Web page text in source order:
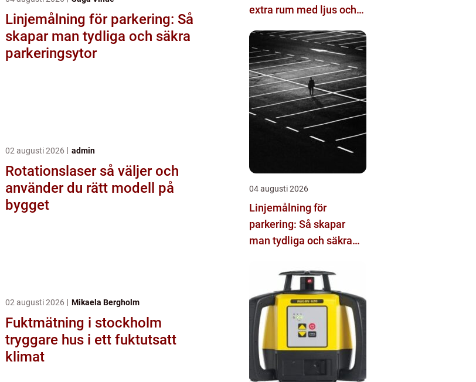
Linjemålning för parkering: Så
skapar man tydliga och säkra
parkeringsytor
02 augusti 2026 admin
Rotationslaser så väljer och
använder du rätt modell på
bygget
02 augusti 2026 Mikaela Bergholm
Fuktmätning i stockholm
tryggare hus i ett fuktutsatt
klimat
extra rum med ljus och
04 augusti 2026
Linjemålning för
parkering: Så skapar
man tydliga och säkra